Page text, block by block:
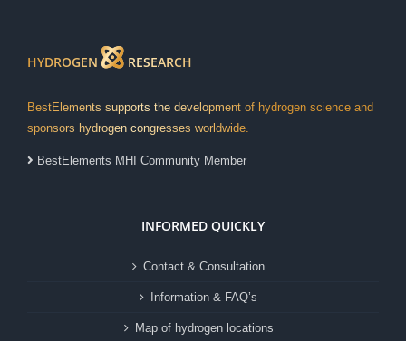
HYDROGEN RESEARCH
BestElements supports the development of hydrogen science and
sponsors hydrogen congresses worldwide.
BestElements MHI Community Member
INFORMED QUICKLY
Contact & Consultation
Information & FAQ’s
Map of hydrogen locations